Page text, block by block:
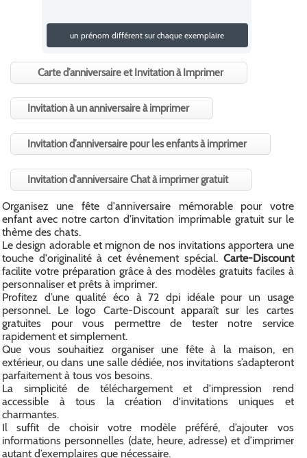
Carte d’anniversaire et Invitation à Imprimer
Invitation à un anniversaire à imprimer
Invitation d’anniversaire pour les enfants à imprimer
Invitation d'anniversaire Chat à imprimer gratuit
un prénom différent sur chaque exemplaire
Organisez une fête d'anniversaire mémorable pour votre
enfant avec notre carton d'invitation imprimable gratuit sur le
thème des chats.
Le design adorable et mignon de nos invitations apportera une
touche d'originalité à cet événement spécial. Carte-Discount
facilite votre préparation grâce à des modèles gratuits faciles à
personnaliser et prêts à imprimer.
Profitez d’une qualité éco à 72 dpi idéale pour un usage
personnel. Le logo Carte-Discount apparaît sur les cartes
gratuites pour vous permettre de tester notre service
rapidement et simplement.
Que vous souhaitiez organiser une fête à la maison, en
extérieur, ou dans une salle dédiée, nos invitations s’adapteront
parfaitement à tous vos besoins.
La simplicité de téléchargement et d'impression rend
accessible à tous la création d'invitations uniques et
charmantes.
Il suffit de choisir votre modèle préféré, d’ajouter vos
informations personnelles (date, heure, adresse) et d’imprimer
autant d’exemplaires que nécessaire.